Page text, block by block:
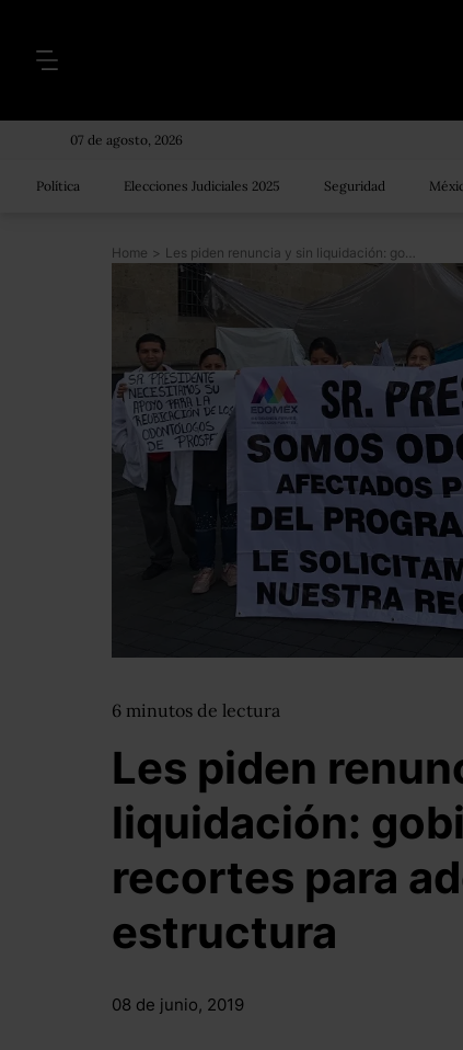
07 de agosto, 2026
Política Elecciones Judiciales 2025 Seguridad
Home > Les piden renuncia y sin liquidación: gobierno aplica más recortes para adelgazar estructura
6 minutos de lectura
Les piden
liquidación:
recortes para
estructura
08 de junio, 2019